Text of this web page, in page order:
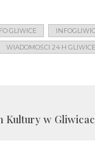
GLIWICE
WIADOMOŚCI 24 H GLIWICE
Kultury w